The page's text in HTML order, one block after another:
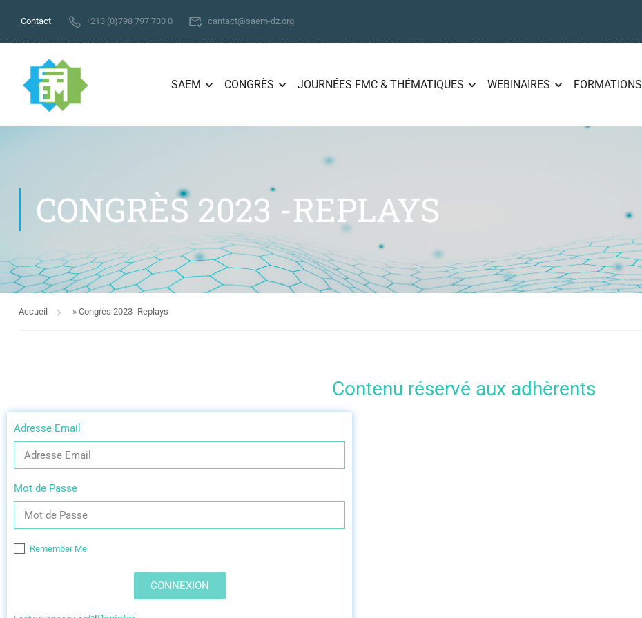
Contact +213 (0)798 797 730 0 cantact@saem-dz.org
SAEM CONGRÈS JOURNÉES FMC & THÉMATIQUES WEBINAIRES FORMATIONS
CONGRÈS 2023 -REPLAYS
Accueil » Congrès 2023 -Replays
Contenu réservé aux adhèrents
Adresse Email
Mot de Passe
Remember Me
CONNEXION